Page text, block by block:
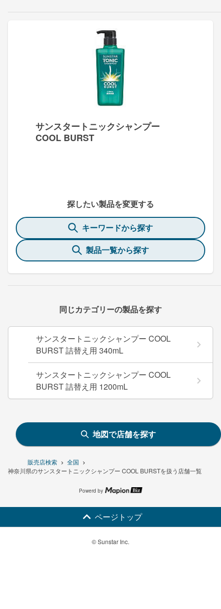
販売店検索
全国
神奈川県のサンスタートニックシャンプー COOL BURSTを扱う店舗一覧
サンスタートニックシャンプー
COOL BURST
探したい製品を変更する
キーワードから探す
製品一覧から探す
同じカテゴリーの製品を探す
サンスタートニックシャンプー COOL
BURST 詰替え用 340mL
サンスタートニックシャンプー COOL
BURST 詰替え用 1200mL
地図で店舗を探す
Powerd by
ページトップ
© Sunstar Inc.